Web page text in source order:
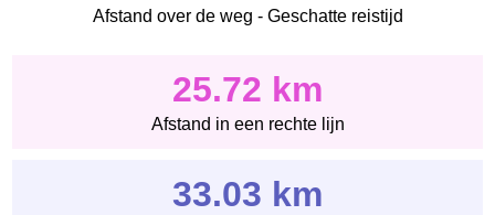
Afstand over de weg - Geschatte reistijd
25.72 km
Afstand in een rechte lijn
33.03 km